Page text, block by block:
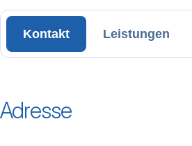
Kontakt Leistungen
Adresse